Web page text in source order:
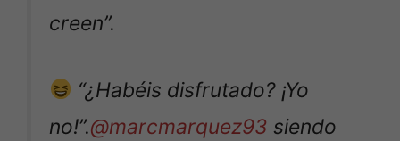
creen”.
“¿Habéis disfrutado? ¡Yo
no!”.@marcmarquez93 siendo